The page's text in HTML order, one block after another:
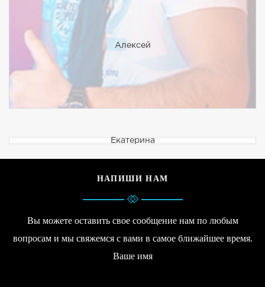
Алексей
Екатерина
НАПИШИ НАМ
Вы можете оставить свое сообщение нам по любым
вопросам и мы свяжемся с вами в самое ближайшее время.
Ваше имя